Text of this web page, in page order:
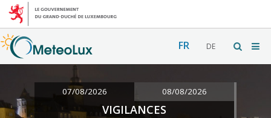
FR DE
07/08/2026 08/08/2026
VIGILANCES